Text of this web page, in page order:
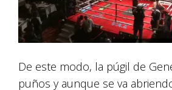
De este modo, la púgil de
puños y aunque se va